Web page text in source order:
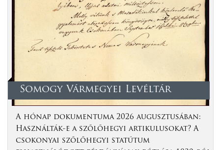
Somogy Vármegyei Levéltár
A hónap dokumentuma 2026 augusztusában:
Használták-e a szőlőhegyi artikulusokat? A
csokonyai szőlőhegyi statútum